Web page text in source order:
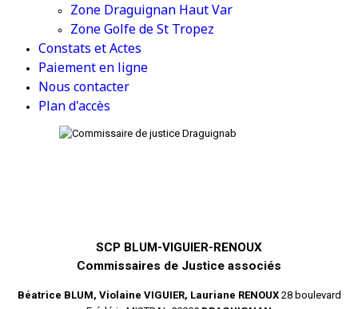
Zone Draguignan Haut Var
Zone Golfe de St Tropez
Constats et Actes
Paiement en ligne
Nous contacter
Plan d'accès
SCP BLUM-VIGUIER-RENOUX
Commissaires de Justice associés
Béatrice BLUM, Violaine VIGUIER, Lauriane RENOUX28 boulevard